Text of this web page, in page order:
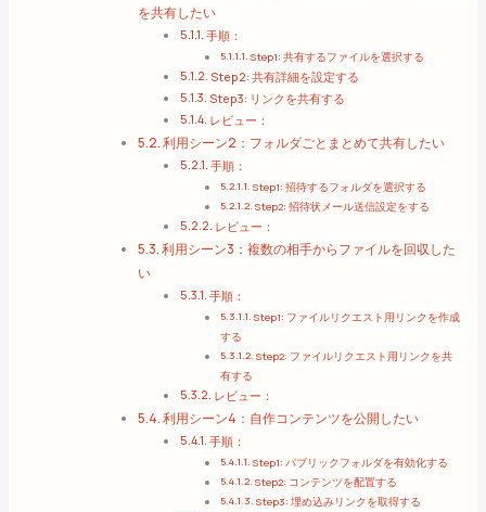
を共有したい
手順：
Step1: 共有するファイルを選択する
Step2: 共有詳細を設定する
Step3: リンクを共有する
レビュー：
利用シーン2：フォルダごとまとめて共有したい
手順：
Step1: 招待するフォルダを選択する
Step2: 招待状メール送信設定をする
レビュー：
利用シーン3：複数の相手からファイルを回収した
い
手順：
Step1: ファイルリクエスト用リンクを作成
する
Step2: ファイルリクエスト用リンクを共
有する
レビュー：
利用シーン4：自作コンテンツを公開したい
手順：
Step1: パブリックフォルダを有効化する
Step2: コンテンツを配置する
Step3: 埋め込みリンクを取得する